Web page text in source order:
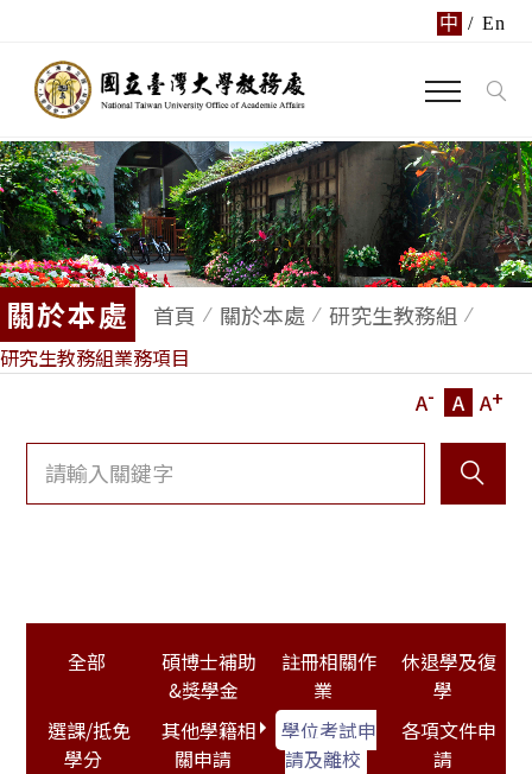
中 / En
關於本處 首頁 關於本處 研究生教務組
研究生教務組業務項目
A- A A+
全部
碩博士補助
&獎學金
註冊相關作
業
休退學及復
學
選課/抵免
學分
其他學籍相
關申請
學位考試申
請及離校
各項文件申
請